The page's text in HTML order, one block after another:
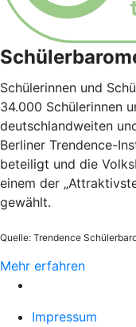
Schülerinnen und
34.000 Schülerinnen
deutschlandweiten
Berliner Trendence-
beteiligt und die
einem der
gewählt.
Quelle: Trendence
Mehr erfahren
Impressum